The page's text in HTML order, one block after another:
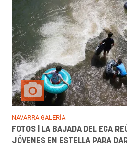
NAVARRA GALERÍA
FOTOS | LA BAJADA DEL EGA
JÓVENES EN ESTELLA PARA